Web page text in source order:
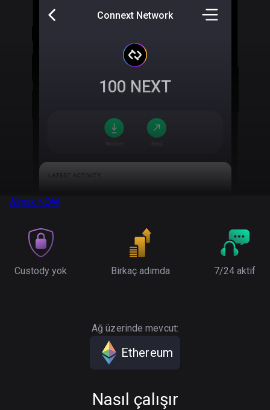
Connext Network
100 NEXT
Almak NOW
Custody yok Birkaç adımda 7/24 aktif
Ağ üzerinde mevcut:
Ethereum
Nasıl çalışır